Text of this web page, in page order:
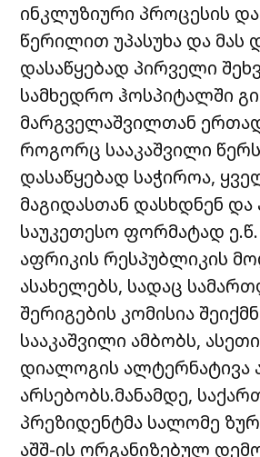
ინკლუზიური პროცესის
წერილით უპასუხა და მას
დასაწყებად პირველი
სამხედრო ჰოსპიტალში
მარგველაშვილთან
როგორც სააკაშვილი
დასაწყებად საჭიროა,
მაგიდასთან დასხდნენ და
საუკეთესო ფორმატად
აფრიკის რესპუბლიკის
ასახელებს, სადაც
შერიგების კომისია
სააკაშვილი ამბობს,
დიალოგის ალტერნატივა
არსებობს.მანამდე,
პრეზიდენტმა სალომე
აშშ-ის ორგანიზებულ